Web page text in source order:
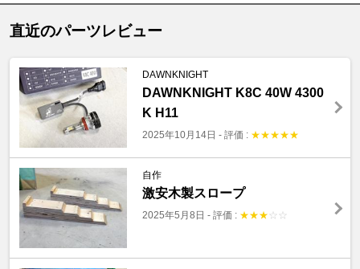
直近のパーツレビュー
DAWNKNIGHT
DAWNKNIGHT K8C 40W 4300
K H11
2025年10月14日 - 評価 : ★★★★★
自作
激安木製スロープ
2025年5月8日 - 評価 : ★★★ ☆ ☆